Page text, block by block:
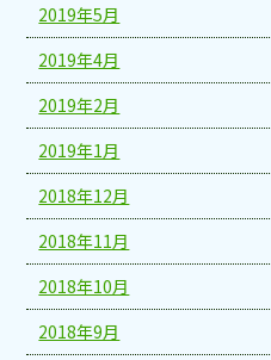
2019年5月
2019年4月
2019年2月
2019年1月
2018年12月
2018年11月
2018年10月
2018年9月